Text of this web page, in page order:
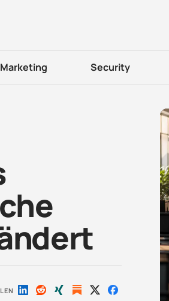
Marketing Security
Auf Auf Auf Auf Auf